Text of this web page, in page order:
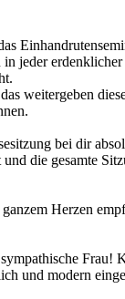
jeder
weitergeben
bei dir
die gesamte
Herzen
Frau!
und modern